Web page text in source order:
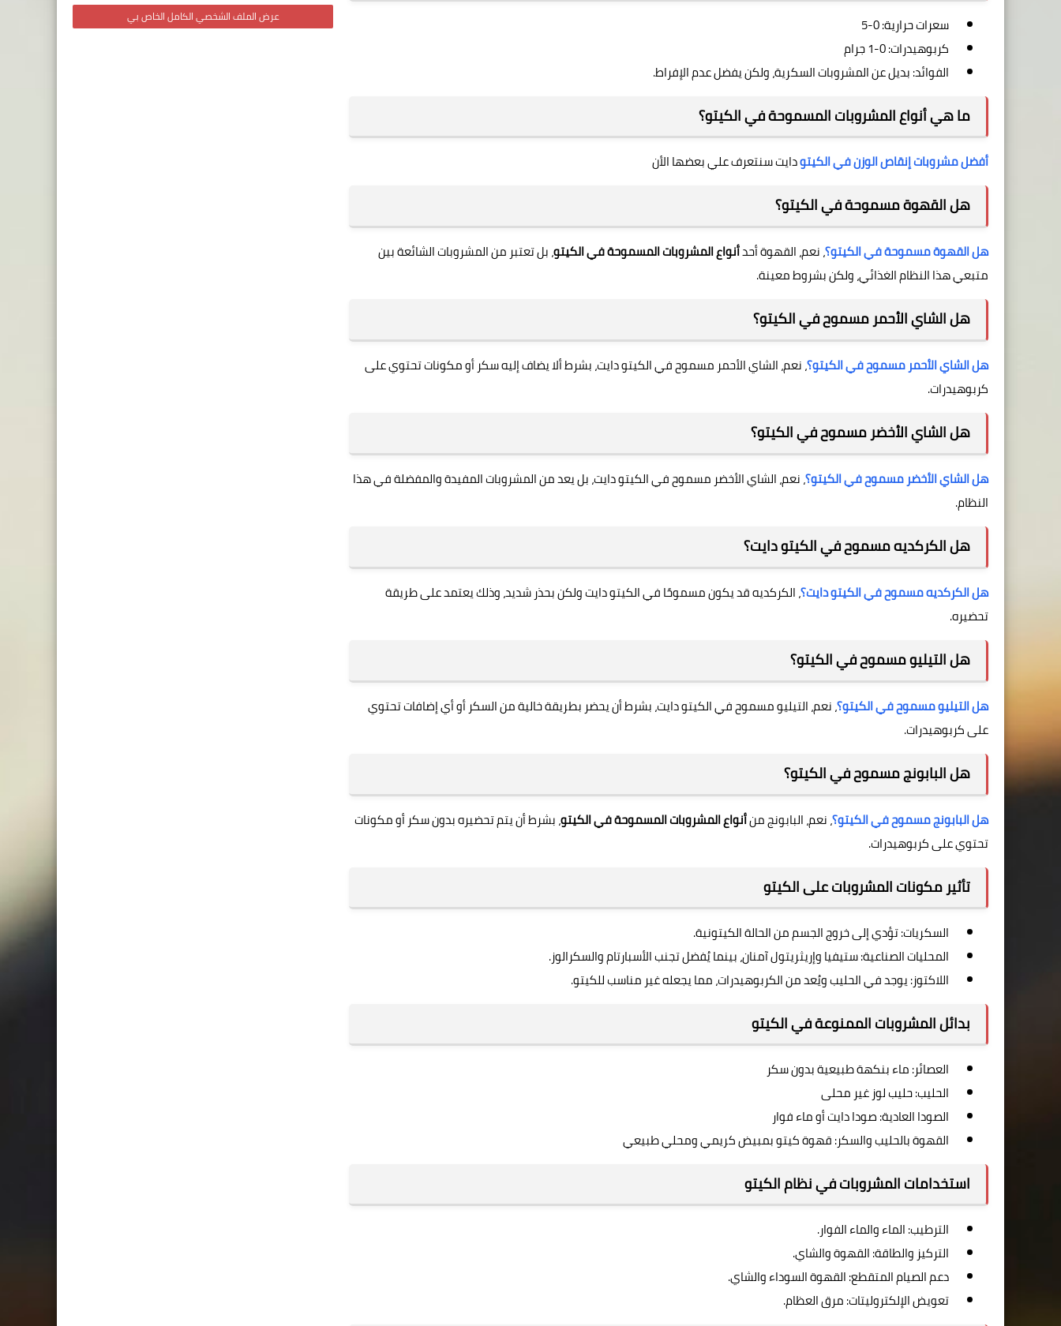
سعرات حرارية: 0-5
كربوهيدرات: 0-1 جرام
الفوائد: بديل عن المشروبات السكرية، ولكن يفضل عدم الإفراط.
ما هي أنواع المشروبات المسموحة في الكيتو؟
أفضل مشروبات إنقاص الوزن في الكيتودايت سنتعرف علي بعضها الأن
هل القهوة مسموحة في الكيتو؟
هل القهوة مسموحة في الكيتو؟، نعم، القهوة أحدأنواع المشروبات المسموحة في الكيتو، بل تعتبر من المشروبات الشائعة بين
متبعي هذا النظام الغذائي، ولكن بشروط معينة.
هل الشاي الأحمر مسموح في الكيتو؟
هل الشاي الأحمر مسموح في الكيتو؟، نعم، الشاي الأحمر مسموح في الكيتو دايت، بشرط ألا يضاف إليه سكر أو مكونات تحتوي على
كربوهيدرات.
هل الشاي الأخضر مسموح في الكيتو؟
هل الشاي الأخضر مسموح في الكيتو؟، نعم، الشاي الأخضر مسموح في الكيتو دايت، بل يعد من المشروبات المفيدة والمفضلة في هذا
النظام.
هل الكركديه مسموح في الكيتو دايت؟
هل الكركديه مسموح في الكيتو دايت؟، الكركديه قد يكون مسموحًا في الكيتو دايت ولكن بحذر شديد، وذلك يعتمد على طريقة
تحضيره.
هل التيليو مسموح في الكيتو؟
هل التيليو مسموح في الكيتو؟، نعم، التيليو مسموح في الكيتو دايت، بشرط أن يحضر بطريقة خالية من السكر أو أي إضافات تحتوي
على كربوهيدرات.
هل البابونج مسموح في الكيتو؟
هل البابونج مسموح في الكيتو؟، نعم، البابونج منأنواع المشروبات المسموحة في الكيتو، بشرط أن يتم تحضيره بدون سكر أو مكونات
تحتوي على كربوهيدرات.
تأثير مكونات المشروبات على الكيتو
السكريات: تؤدي إلى خروج الجسم من الحالة الكيتونية.
المحليات الصناعية: ستيفيا وإريثريتول آمنان، بينما يُفضل تجنب الأسبارتام والسكرالوز.
اللاكتوز: يوجد في الحليب ويُعد من الكربوهيدرات، مما يجعله غير مناسب للكيتو.
بدائل المشروبات الممنوعة في الكيتو
العصائر: ماء بنكهة طبيعية بدون سكر
الحليب: حليب لوز غير محلى
الصودا العادية: صودا دايت أو ماء فوار
القهوة بالحليب والسكر: قهوة كيتو بمبيض كريمي ومحلي طبيعي
استخدامات المشروبات في نظام الكيتو
الترطيب: الماء والماء الفوار.
التركيز والطاقة: القهوة والشاي.
دعم الصيام المتقطع: القهوة السوداء والشاي.
تعويض الإلكتروليتات: مرق العظام.
عرض الملف الشخصي الكامل الخاص بي